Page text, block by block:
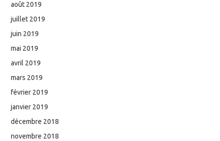
août 2019
juillet 2019
juin 2019
mai 2019
avril 2019
mars 2019
février 2019
janvier 2019
décembre 2018
novembre 2018